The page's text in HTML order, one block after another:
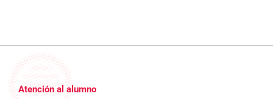
Atención al alumno